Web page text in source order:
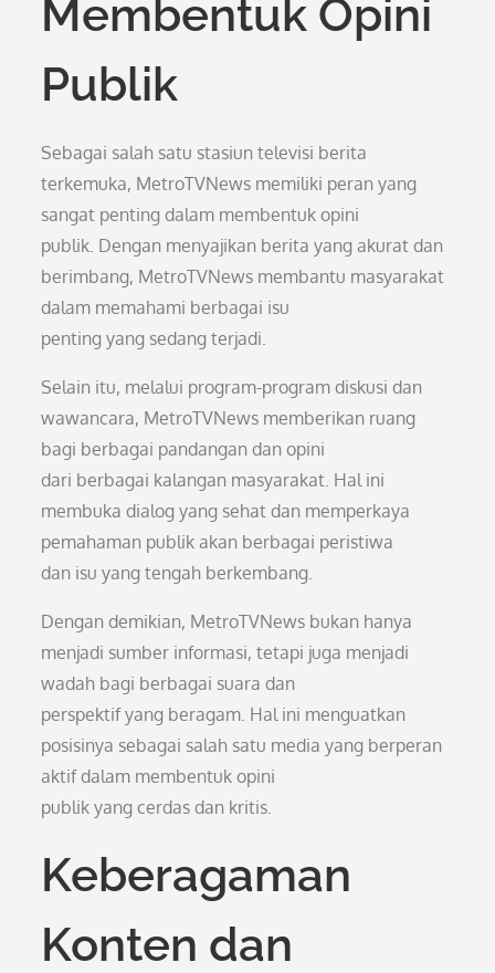
Membentuk Opini
Publik
Sebagai salah satu stasiun televisi berita
terkemuka, MetroTVNews memiliki peran yang
sangat penting dalam membentuk opini
publik. Dengan menyajikan berita yang akurat dan
berimbang, MetroTVNews membantu masyarakat
dalam memahami berbagai isu
penting yang sedang terjadi.
Selain itu, melalui program-program diskusi dan
wawancara, MetroTVNews memberikan ruang
bagi berbagai pandangan dan opini
dari berbagai kalangan masyarakat. Hal ini
membuka dialog yang sehat dan memperkaya
pemahaman publik akan berbagai peristiwa
dan isu yang tengah berkembang.
Dengan demikian, MetroTVNews bukan hanya
menjadi sumber informasi, tetapi juga menjadi
wadah bagi berbagai suara dan
perspektif yang beragam. Hal ini menguatkan
posisinya sebagai salah satu media yang berperan
aktif dalam membentuk opini
publik yang cerdas dan kritis.
Keberagaman
Konten dan